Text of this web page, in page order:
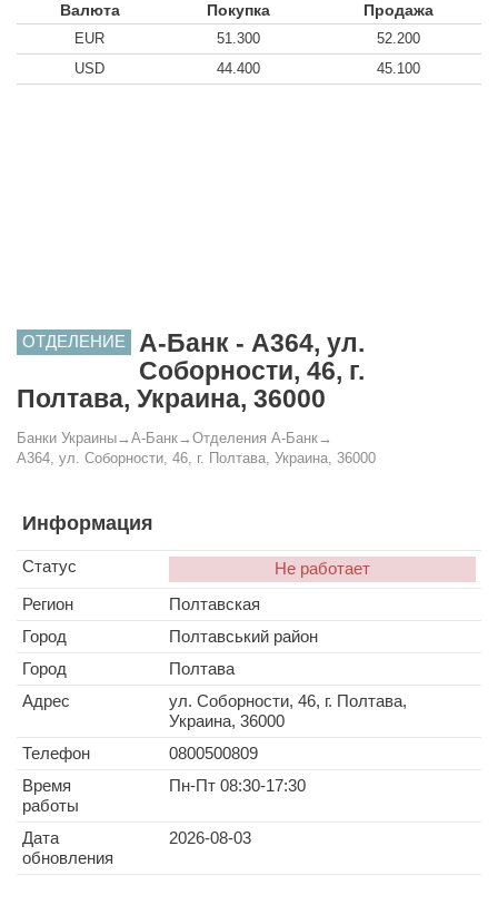
Валюта Покупка Продажа
EUR 51.300
52.200
USD
44.400 45.100
ОТДЕЛЕНИЕ
А-Банк - A364, ул.
Соборности, 46, г.
Полтава, Украина, 36000
Банки Украины→ А-Банк→ Отделения А-Банк→
A364, ул. Соборности, 46, г. Полтава, Украина, 36000
Информация
Статус
Не работает
Регион
Полтавская
Город
Полтавський район
Город
Полтава
Адрес
ул. Соборности, 46, г. Полтава,
Украина, 36000
Телефон
0800500809
Время
работы
Пн-Пт 08:30-17:30
Дата
обновления
2026-08-03